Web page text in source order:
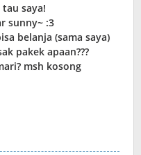
saya!
sunny~ :3
belanja (sama saya)
pakek apaan???
msh kosong